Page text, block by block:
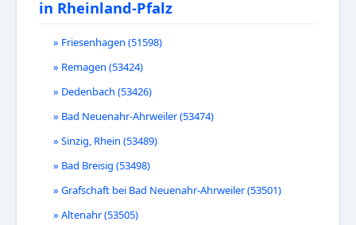
in Rheinland-Pfalz
» Friesenhagen (51598)
» Remagen (53424)
» Dedenbach (53426)
» Bad Neuenahr-Ahrweiler (53474)
» Sinzig, Rhein (53489)
» Bad Breisig (53498)
» Grafschaft bei Bad Neuenahr-Ahrweiler (53501)
» Altenahr (53505)